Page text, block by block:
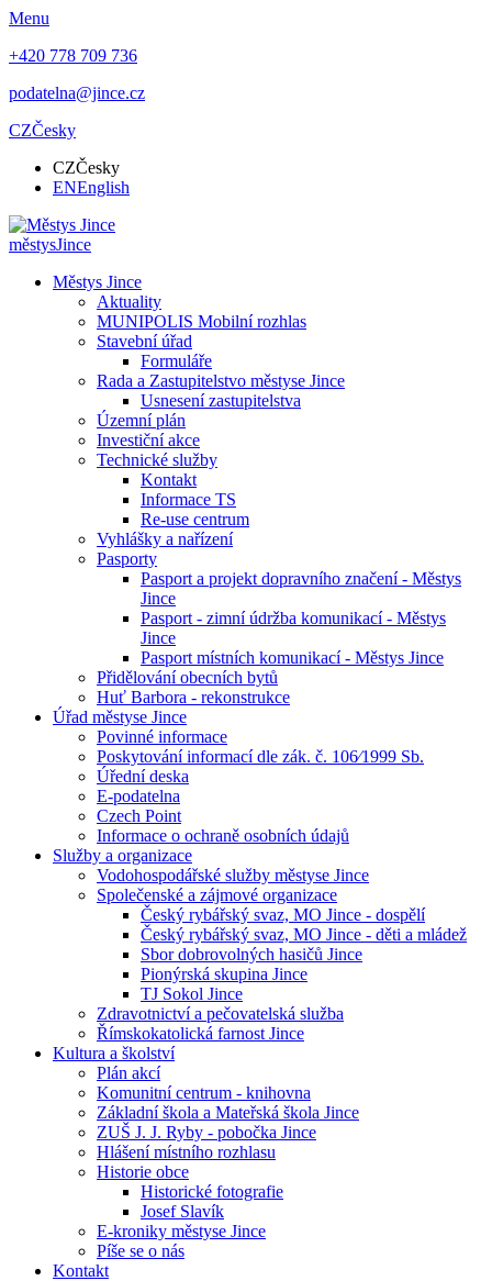
Menu
+420 778 709 736
podatelna@jince.cz
CZČesky
CZČesky
ENEnglish
městysJince
Městys Jince
Aktuality
MUNIPOLIS Mobilní rozhlas
Stavební úřad
Formuláře
Rada a Zastupitelstvo městyse Jince
Usnesení zastupitelstva
Územní plán
Investiční akce
Technické služby
Kontakt
Informace TS
Re-use centrum
Vyhlášky a nařízení
Pasporty
Pasport a projekt dopravního značení - Městys
Jince
Pasport - zimní údržba komunikací - Městys
Jince
Pasport místních komunikací - Městys Jince
Přidělování obecních bytů
Huť Barbora - rekonstrukce
Úřad městyse Jince
Povinné informace
Poskytování informací dle zák. č. 106⁄1999 Sb.
Úřední deska
E-podatelna
Czech Point
Informace o ochraně osobních údajů
Služby a organizace
Vodohospodářské služby městyse Jince
Společenské a zájmové organizace
Český rybářský svaz, MO Jince - dospělí
Český rybářský svaz, MO Jince - děti a mládež
Sbor dobrovolných hasičů Jince
Pionýrská skupina Jince
TJ Sokol Jince
Zdravotnictví a pečovatelská služba
Římskokatolická farnost Jince
Kultura a školství
Plán akcí
Komunitní centrum - knihovna
Základní škola a Mateřská škola Jince
ZUŠ J. J. Ryby - pobočka Jince
Hlášení místního rozhlasu
Historie obce
Historické fotografie
Josef Slavík
E-kroniky městyse Jince
Píše se o nás
Kontakt